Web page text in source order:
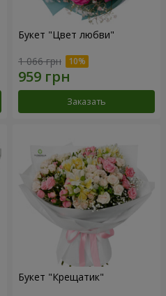
Букет "Цвет любви"
1 066 грн
Заказать
Букет "Крещатик"